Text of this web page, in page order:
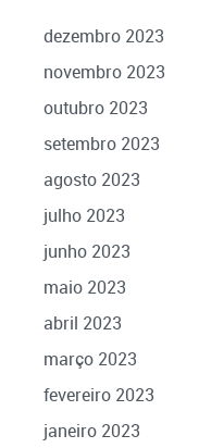
dezembro 2023
novembro 2023
outubro 2023
setembro 2023
agosto 2023
julho 2023
junho 2023
maio 2023
abril 2023
março 2023
fevereiro 2023
janeiro 2023